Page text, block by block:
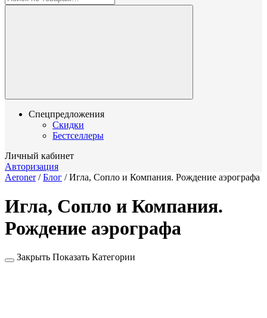
Спецпредложения
Скидки
Бестселлеры
Личный кабинет
Авторизация
Aeroner/Блог /Игла, Сопло и Компания. Рождение аэрографа
Игла, Сопло и Компания.
Рождение аэрографа
Закрыть Показать Категории